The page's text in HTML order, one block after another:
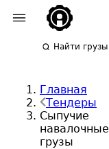
Найти грузы
Главная
Тендеры
Сыпучие
навалочные
грузы